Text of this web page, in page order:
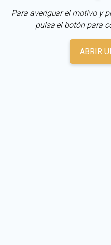
Para averiguar el motivo y
pulsa el botón para
ABRIR